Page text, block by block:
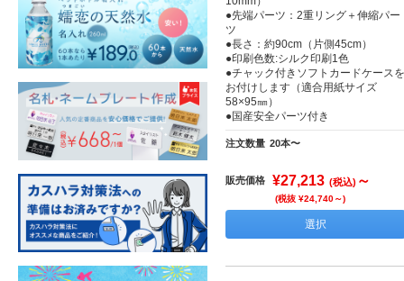
●先端パーツ：2重リング＋伸縮パー
ツ
●長さ：約90cm（片側45cm）
●印刷色数:シルク印刷1色
●チャック付きソフトカードケースを
お付けします（適合用紙サイズ
58×95㎜）
●国産安全パーツ付き
注文数量 20本〜
販売価格 ¥27,213 (税込) ～
(税抜 ¥24,740～)
選択